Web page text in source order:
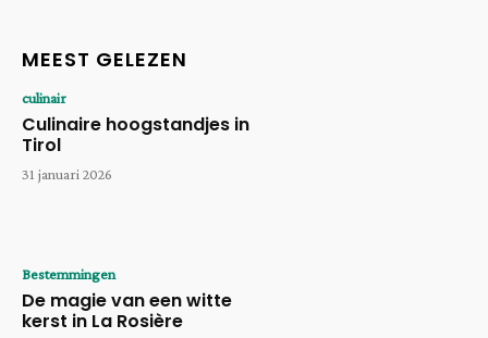
MEEST GELEZEN
culinair
Culinaire hoogstandjes in
Tirol
31 januari 2026
Bestemmingen
De magie van een witte
kerst in La Rosière